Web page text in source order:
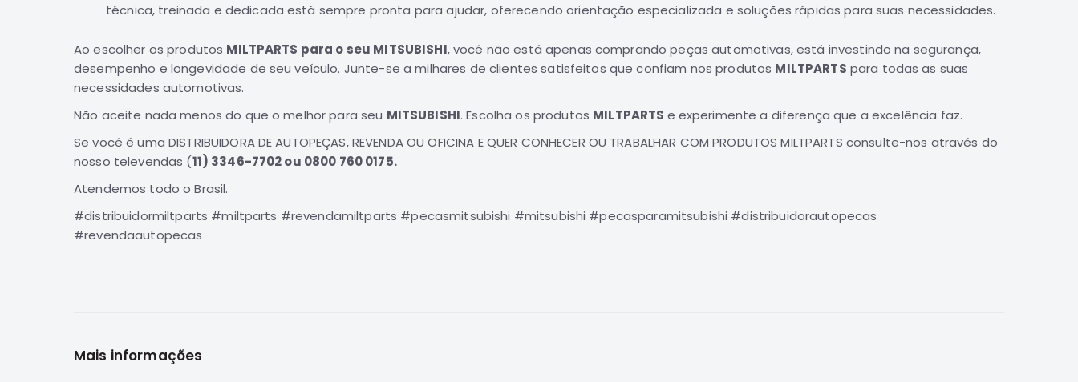
técnica, treinada e dedicada está sempre pronta para ajudar, oferecendo orientação especializada e soluções rápidas para suas necessidades.
Ao escolher os produtos MILTPARTS para o seu MITSUBISHI, você não está apenas comprando peças automotivas, está investindo na segurança,
desempenho e longevidade de seu veículo. Junte-se a milhares de clientes satisfeitos que confiam nos produtos MILTPARTS para todas as suas
necessidades automotivas.
Não aceite nada menos do que o melhor para seu MITSUBISHI. Escolha os produtos MILTPARTS e experimente a diferença que a excelência faz.
Se você é uma DISTRIBUIDORA DE AUTOPEÇAS, REVENDA OU OFICINA E QUER CONHECER OU TRABALHAR COM PRODUTOS MILTPARTS consulte-nos através do
nosso televendas (11) 3346-7702 ou 0800 760 0175.
Atendemos todo o Brasil.
#distribuidormiltparts #miltparts #revendamiltparts #pecasmitsubishi #mitsubishi #pecasparamitsubishi #distribuidorautopecas
#revendaautopecas
Mais informações